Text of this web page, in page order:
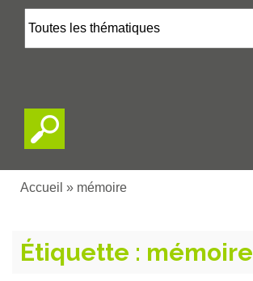
Accueil » mémoire
Étiquette : mémoire